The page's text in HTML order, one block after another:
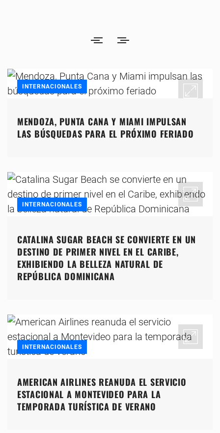
INTERNACIONALES
MENDOZA, PUNTA CANA Y MIAMI IMPULSAN
LAS BÚSQUEDAS PARA EL PRÓXIMO FERIADO
INTERNACIONALES
CATALINA SUGAR BEACH SE CONVIERTE EN UN
DESTINO DE PRIMER NIVEL EN EL CARIBE,
EXHIBIENDO LA BELLEZA NATURAL DE
REPÚBLICA DOMINICANA
INTERNACIONALES
AMERICAN AIRLINES REANUDA EL SERVICIO
ESTACIONAL A MONTEVIDEO PARA LA
TEMPORADA TURÍSTICA DE VERANO